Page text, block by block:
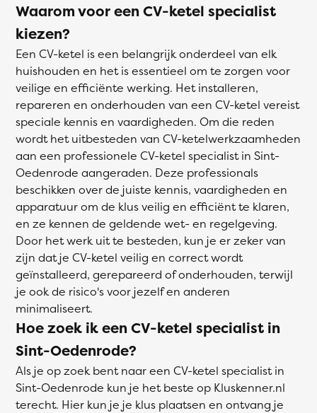
Waarom voor een CV-ketel specialist
kiezen?
Een CV-ketel is een belangrijk onderdeel van elk
huishouden en het is essentieel om te zorgen voor
veilige en efficiënte werking. Het installeren,
repareren en onderhouden van een CV-ketel vereist
speciale kennis en vaardigheden. Om die reden
wordt het uitbesteden van CV-ketelwerkzaamheden
aan een professionele CV-ketel specialist in Sint-
Oedenrode aangeraden. Deze professionals
beschikken over de juiste kennis, vaardigheden en
apparatuur om de klus veilig en efficiënt te klaren,
en ze kennen de geldende wet- en regelgeving.
Door het werk uit te besteden, kun je er zeker van
zijn dat je CV-ketel veilig en correct wordt
geïnstalleerd, gerepareerd of onderhouden, terwijl
je ook de risico's voor jezelf en anderen
minimaliseert.
Hoe zoek ik een CV-ketel specialist in
Sint-Oedenrode?
Als je op zoek bent naar een CV-ketel specialist in
Sint-Oedenrode kun je het beste op Kluskenner.nl
terecht. Hier kun je je klus plaatsen en ontvang je